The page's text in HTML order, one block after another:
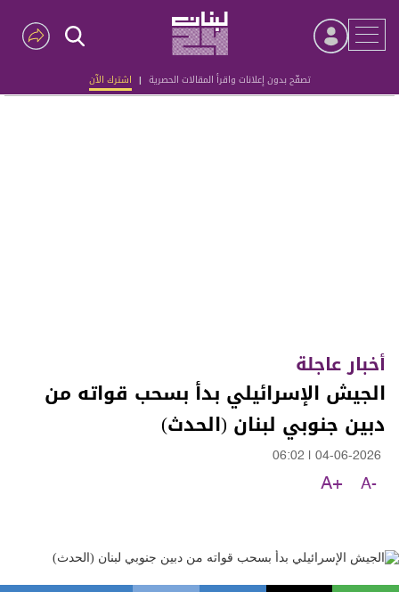
تصفّح بدون إعلانات واقرأ المقالات الحصرية | اشترك الآن
Advertisement
أخبار عاجلة
الجيش الإسرائيلي بدأ بسحب قواته من
دبين جنوبي لبنان (الحدث)
04-06-2026
06:02
A-
A+